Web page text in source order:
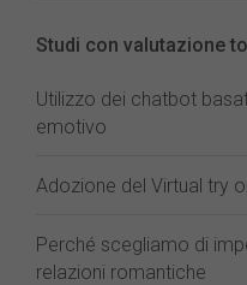
Studi con valutazione
Utilizzo dei chatbot
emotivo
Adozione del Virtual try
Perché scegliamo di
relazioni romantiche